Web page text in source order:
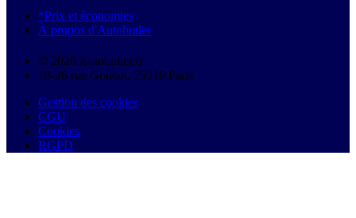
*Prix et économies
À propos d'Autobutler
© 2026 Autobutler.fr
18-26 rue Goubet, 75019 Paris
Gestion des cookies
CGU
Cookies
RGPD